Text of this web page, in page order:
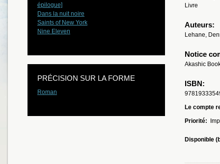
Livre
Auteurs:
Lehane,
Notice
Akashic
ISBN:
Le compte
Priorité:
Disponible
épilogue]
Dans la nuit noire
Saints of New York
Nine Eleven
PRÉCISION SUR LA FORME
Roman